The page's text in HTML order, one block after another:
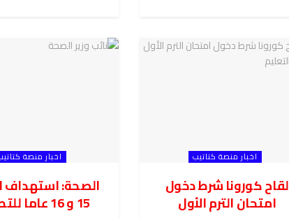
اخبار منصة كتاتيب
لقاح كورونا شرط دخول
امتحان الترم الأول
اخبار منصة
الصحة: استهداف
15 و 16 عاما للتطعيم